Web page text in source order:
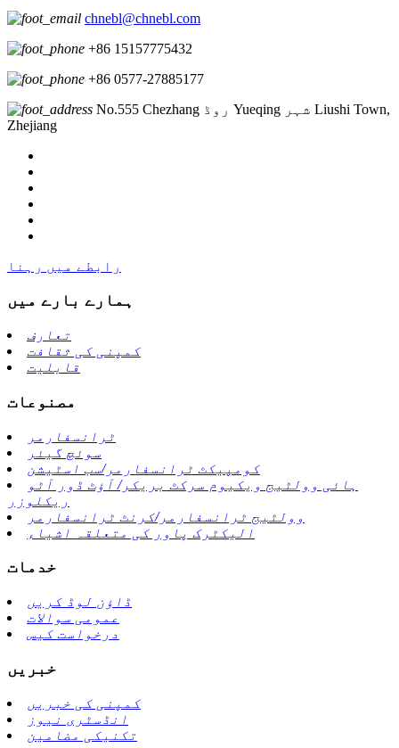
chnebl@chnebl.com
+86 15157775432
+86 0577-27885177
No.555 Chezhang روڈ Yueqing شہر Liushi Town,
Zhejiang
رابطے میں رہنا
ہمارے بارے میں
تعارف
کمپنی کی ثقافت
قابلیت
مصنوعات
ٹرانسفارمر
سوئچ گیئر
کومپیکٹ ٹرانسفارمر/سب اسٹیشن
ہائی وولٹیج ویکیوم سرکٹ بریکر/ آؤٹ ڈور آٹو
ریکلوزر
وولٹیج ٹرانسفارمر/کرنٹ ٹرانسفارمر
الیکٹرک پاور کی متعلقہ اشیاء
خدمات
ڈاؤن لوڈ کریں
عمومی سوالات
درخواست کیس
خبریں
کمپنی کی خبریں
انڈسٹری نیوز
تکنیکی مضامین